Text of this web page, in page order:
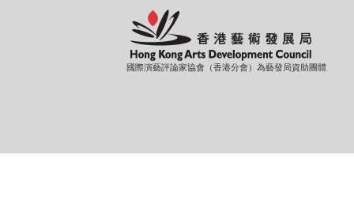
國際演藝評論家協會（香港分會）為藝發局資助團體